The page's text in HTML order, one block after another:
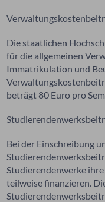
Die staatlichen
für die allgemeinen
Immatrikulation und
beträgt 80 Euro pro
Bei der Einschreibung
Studierendenwerke
teilweise finanzieren.